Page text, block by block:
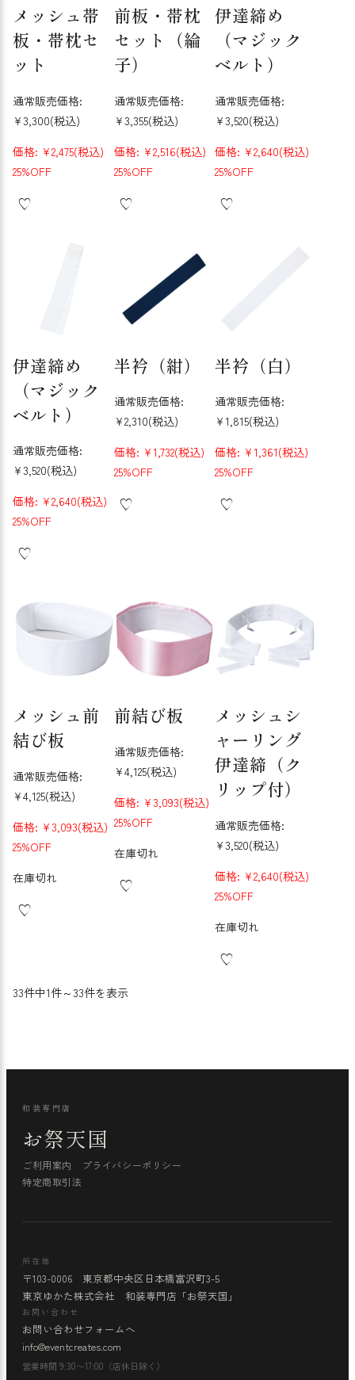
メッシュ帯
板・帯枕セ
ット
通常販売価格:
¥3,300(税込)
価格: ¥2,475(税込)
25%OFF
前板・帯枕
セット（綸
子）
通常販売価格:
¥3,355(税込)
価格: ¥2,516(税込)
25%OFF
伊達締め
（マジック
ベルト）
通常販売価格:
¥3,520(税込)
価格: ¥2,640(税込)
25%OFF
伊達締め
（マジック
ベルト）
通常販売価格:
¥3,520(税込)
価格: ¥2,640(税込)
25%OFF
半衿（紺）
通常販売価格:
¥2,310(税込)
価格: ¥1,732(税込)
25%OFF
半衿（白）
通常販売価格:
¥1,815(税込)
価格: ¥1,361(税込)
25%OFF
メッシュ前
結び板
通常販売価格:
¥4,125(税込)
価格: ¥3,093(税込)
25%OFF
在庫切れ
前結び板
通常販売価格:
¥4,125(税込)
価格: ¥3,093(税込)
25%OFF
在庫切れ
メッシュシ
ャーリング
伊達締（ク
リップ付）
通常販売価格:
¥3,520(税込)
価格: ¥2,640(税込)
25%OFF
在庫切れ
33件中1件～33件を表示
和装専門店
お祭天国
ご利用案内
特定商取引法
プライバシーポリシー
所在地
〒103-0006 東京都中央区日本橋富沢町3-5
東京ゆかた株式会社 和装専門店「お祭天国」
お問い合わせ
お問い合わせフォームへ
info@eventcreates.com
営業時間 9:30〜17:00（店休日除く）